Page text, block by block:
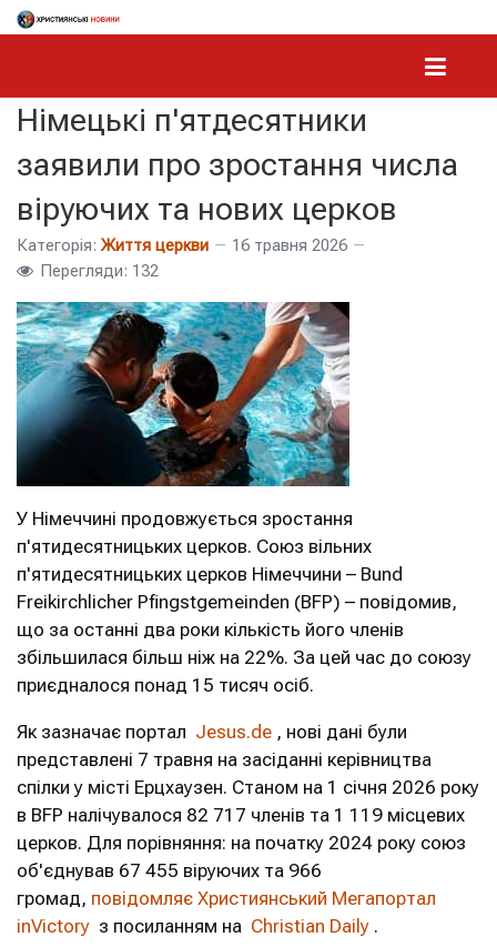
Німецькі п'ятдесятники
заявили про зростання числа
віруючих та нових церков
Категорія: Життя церкви
16 травня 2026
Перегляди: 132
У Німеччині продовжується зростання
п'ятидесятницьких церков. Союз вільних
п'ятидесятницьких церков Німеччини – Bund
Freikirchlicher Pfingstgemeinden (BFP) – повідомив,
що за останні два роки кількість його членів
збільшилася більш ніж на 22%. За цей час до союзу
приєдналося понад 15 тисяч осіб.
Як зазначає портал Jesus.de , нові дані були
представлені 7 травня на засіданні керівництва
спілки у місті Ерцхаузен. Станом на 1 січня 2026 року
в BFP налічувалося 82 717 членів та 1 119 місцевих
церков. Для порівняння: на початку 2024 року союз
об'єднував 67 455 віруючих та 966
громад, повідомляє Християнський Мегапортал
inVictory з посиланням на Christian Daily .